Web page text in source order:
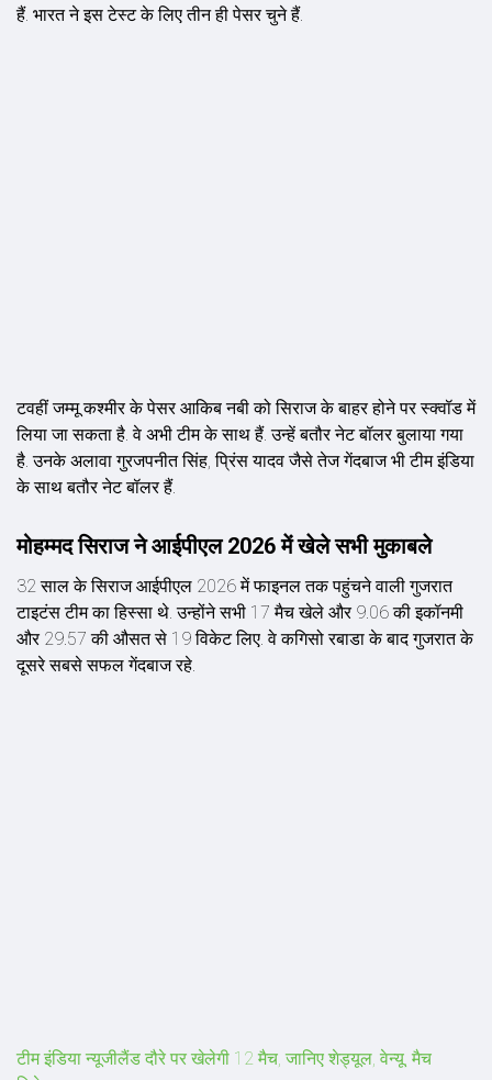
हैं. भारत ने इस टेस्ट के लिए तीन ही पेसर चुने हैं.
टवहीं जम्मू कश्मीर के पेसर आकिब नबी को सिराज के बाहर होने पर स्क्वॉड में
लिया जा सकता है. वे अभी टीम के साथ हैं. उन्हें बतौर नेट बॉलर बुलाया गया
है. उनके अलावा गुरजपनीत सिंह, प्रिंस यादव जैसे तेज गेंदबाज भी टीम इंडिया
के साथ बतौर नेट बॉलर हैं.
मोहम्मद सिराज ने आईपीएल 2026 में खेले सभी मुकाबले
32 साल के सिराज आईपीएल 2026 में फाइनल तक पहुंचने वाली गुजरात
टाइटंस टीम का हिस्सा थे. उन्होंने सभी 17 मैच खेले और 9.06 की इकॉनमी
और 29.57 की औसत से 19 विकेट लिए. वे कगिसो रबाडा के बाद गुजरात के
दूसरे सबसे सफल गेंदबाज रहे.
टीम इंडिया न्यूजीलैंड दौरे पर खेलेगी 12 मैच, जानिए शेड्यूल, वेन्यू, मैच